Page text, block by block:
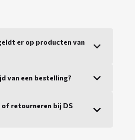
er op producten van
van een bestelling?
retourneren bij DS